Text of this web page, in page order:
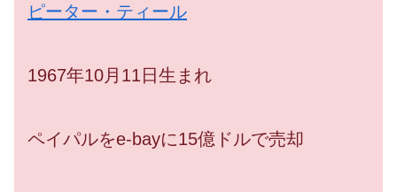
ピーター・ティール
1967年10月11日生まれ
ペイパルをe-bayに15億ドルで売却